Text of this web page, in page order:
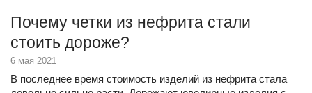
Почему четки из нефрита стали
стоить дороже?
6 мая 2021
В последнее время стоимость изделий из нефрита стала